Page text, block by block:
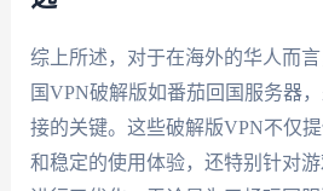
综上所述，对于在海外的华人而
国VPN破解版如番茄回国服务器
接的关键。这些破解版VPN不仅
和稳定的使用体验，还特别针对